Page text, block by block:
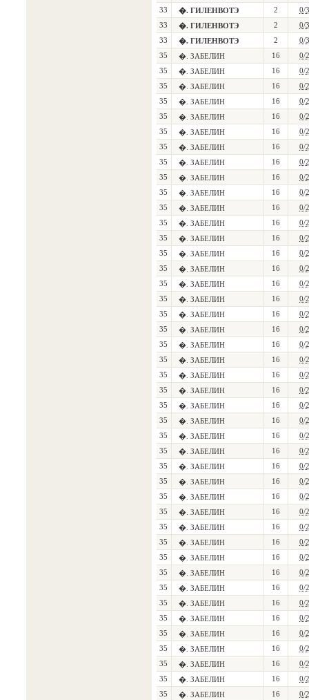
33
�. ГИЛЕНВОТЭ 2
0/3
33
�. ГИЛЕНВОТЭ 2
0/3
33
�. ГИЛЕНВОТЭ 2
0/3
35
�. ЗАБЕЛИН 16
0/2
35
�. ЗАБЕЛИН 16
0/2
35
�. ЗАБЕЛИН 16
0/2
35
�. ЗАБЕЛИН 16
0/2
35
�. ЗАБЕЛИН 16
0/2
35
�. ЗАБЕЛИН 16
0/2
35
�. ЗАБЕЛИН 16
0/2
35
�. ЗАБЕЛИН 16
0/2
35
�. ЗАБЕЛИН 16
0/2
35
�. ЗАБЕЛИН 16
0/2
35
�. ЗАБЕЛИН 16
0/2
35
�. ЗАБЕЛИН 16
0/2
35
�. ЗАБЕЛИН 16
0/2
35
�. ЗАБЕЛИН 16
0/2
35
�. ЗАБЕЛИН 16
0/2
35
�. ЗАБЕЛИН 16
0/2
35
�. ЗАБЕЛИН 16
0/2
35
�. ЗАБЕЛИН 16
0/2
35
�. ЗАБЕЛИН 16
0/2
35
�. ЗАБЕЛИН 16
0/2
35
�. ЗАБЕЛИН 16
0/2
35
�. ЗАБЕЛИН 16
0/2
35
�. ЗАБЕЛИН 16
0/2
35
�. ЗАБЕЛИН 16
0/2
35
�. ЗАБЕЛИН 16
0/2
35
�. ЗАБЕЛИН 16
0/2
35
�. ЗАБЕЛИН 16
0/2
35
�. ЗАБЕЛИН 16
0/2
35
�. ЗАБЕЛИН 16
0/2
35
�. ЗАБЕЛИН 16
0/2
35
�. ЗАБЕЛИН 16
0/2
35
�. ЗАБЕЛИН 16
0/2
35
�. ЗАБЕЛИН 16
0/2
35
�. ЗАБЕЛИН 16
0/2
35
�. ЗАБЕЛИН 16
0/2
35
�. ЗАБЕЛИН 16
0/2
35
�. ЗАБЕЛИН 16
0/2
35
�. ЗАБЕЛИН 16
0/2
35
�. ЗАБЕЛИН 16
0/2
35
�. ЗАБЕЛИН 16
0/2
35
�. ЗАБЕЛИН 16
0/2
35
�. ЗАБЕЛИН 16
0/2
35
�. ЗАБЕЛИН 16
0/2